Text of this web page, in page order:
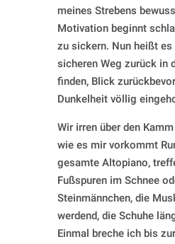
meines Strebens
Motivation beginnt
zu sickern. Nun heißt es
sicheren Weg zurück in
finden, Blick
Dunkelheit völlig
Wir irren über den
wie es mir vorkommt
gesamte Altopiano,
Fußspuren im Schnee
Steinmännchen, die
werdend, die Schuhe
Einmal breche ich bis